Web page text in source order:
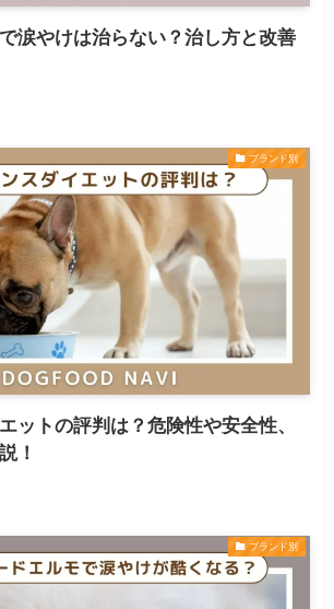
涙やけは治らない？治し方と改善
ブランド別
ットの評判は？危険性や安全性、
！
ブランド別